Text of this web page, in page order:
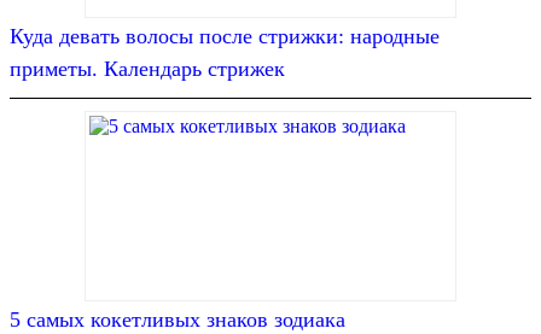
Куда девать волосы после стрижки: народные
приметы. Календарь стрижек
5 самых кокетливых знаков зодиака